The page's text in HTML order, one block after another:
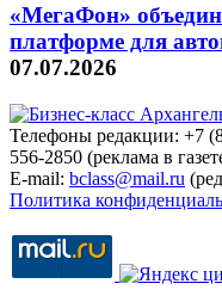
«МегаФон»
платформе для
07.07.2026
Телефоны редакции: +7
556-2850 (реклама в
E-mail: bclass@mail.ru
Политика